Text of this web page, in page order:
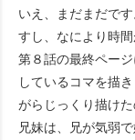
いえ、まだまだで
すし、なにより時
第８話の最終ペー
しているコマを描
がらじっくり描け
兄妹は、兄が気弱